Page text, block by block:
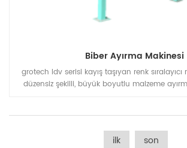
Biber Ayırma Makinesi
grotech ldv serisi kayış taşıyan renk sıralayıcı
düzensiz şekilli, büyük boyutlu malzeme
ilk son